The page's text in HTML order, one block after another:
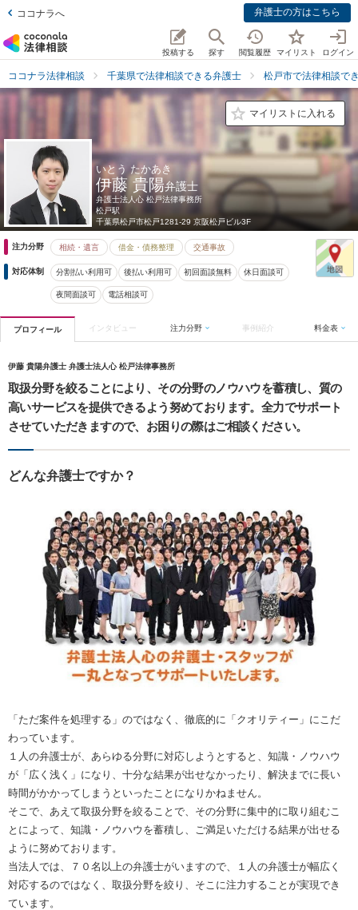
ココナラへ 弁護士の方はこちら
投稿する 探す 閲覧履歴 マイリスト ログイン
ココナラ法律相談 千葉県で法律相談できる弁護士 松戸市で法律相談で
マイリストに入れる
いとう たかあき
伊藤 貴陽弁護士
弁護士法人心 松戸法律事務所
松戸駅
千葉県松戸市松戸1281-29 京阪松戸ビル3F
注力分野 相続・遺言 借金・債務整理 交通事故
対応体制 分割払い利用可 後払い利用可 初回面談無料 休日面談可
夜間面談可 電話相談可
プロフィール インタビュー 注力分野 事例紹介 料金表
伊藤 貴陽弁護士 弁護士法人心 松戸法律事務所
取扱分野を絞ることにより、その分野のノウハウを蓄積し、質の
高いサービスを提供できるよう努めております。全力でサポート
させていただきますので、お困りの際はご相談ください。
どんな弁護士ですか？
「ただ案件を処理する」のではなく、徹底的に「クオリティー」にこだ
わっています。
１人の弁護士が、あらゆる分野に対応しようとすると、知識・ノウハウ
が「広く浅く」になり、十分な結果が出せなかったり、解決までに長い
時間がかかってしまうといったことになりかねません。
そこで、あえて取扱分野を絞ることで、その分野に集中的に取り組むこ
とによって、知識・ノウハウを蓄積し、ご満足いただける結果が出せる
ように努めております。
当法人では、７０名以上の弁護士がいますので、１人の弁護士が幅広く
対応するのではなく、取扱分野を絞り、そこに注力することが実現でき
ています。